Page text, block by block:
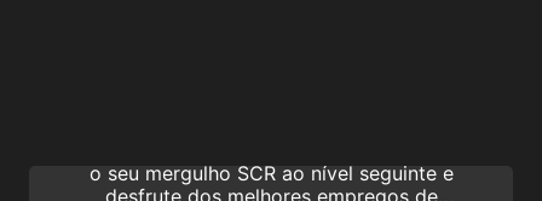
o seu mergulho SCR ao nível seguinte e
desfrute dos melhores empregos de